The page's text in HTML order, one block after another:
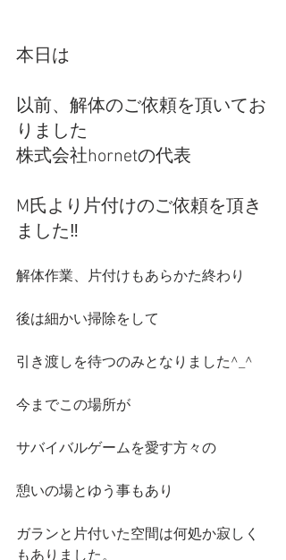
本日は
以前、解体のご依頼を頂いてお
りました
株式会社hornetの代表
M氏より片付けのご依頼を頂き
ました‼️
解体作業、片付けもあらかた終わり
後は細かい掃除をして
引き渡しを待つのみとなりました^_^
今までこの場所が
サバイバルゲームを愛す方々の
憩いの場とゆう事もあり
ガランと片付いた空間は何処か寂しく
もありました。